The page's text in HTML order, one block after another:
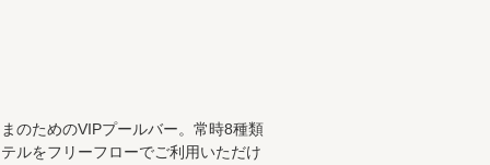
のためのVIPプールバー。常時8種類
ルをフリーフローでご利用いただけ